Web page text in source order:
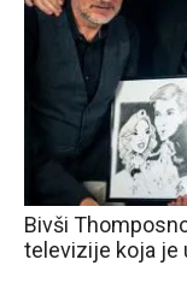
Bivši
televizije koja je